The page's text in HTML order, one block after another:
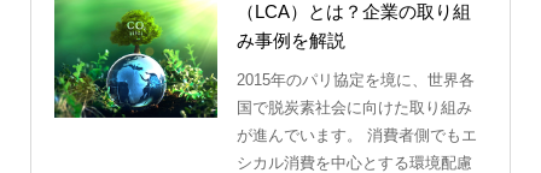
（LCA）とは？企業の取り組
み事例を解説
2015年のパリ協定を境に、世界各
国で脱炭素社会に向けた取り組み
が進んでいます。 消費者側でもエ
シカル消費を中心とする環境配慮